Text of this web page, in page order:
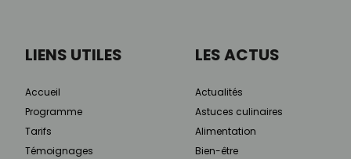
LIENS UTILES
Accueil
Programme
Tarifs
Témoignages
LES ACTUS
Actualités
Astuces culinaires
Alimentation
Bien-être